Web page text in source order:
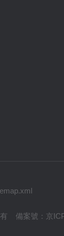
備案號： 京